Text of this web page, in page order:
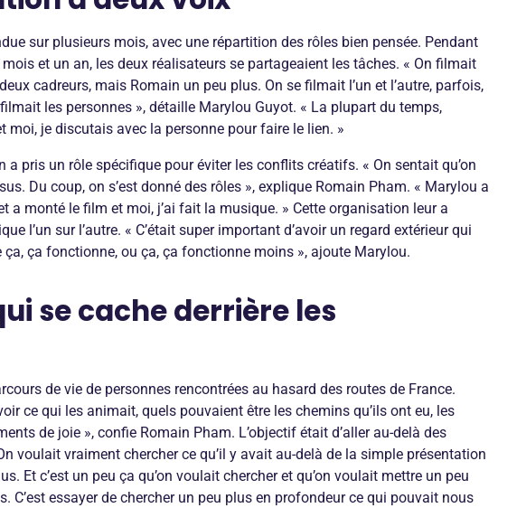
sur plusieurs mois, avec une répartition des rôles bien pensée. Pendant
et un an, les deux réalisateurs se partageaient les tâches. « On filmait
cadreurs, mais Romain un peu plus. On se filmait l’un et l’autre, parfois,
les personnes », détaille Marylou Guyot. « La plupart du temps,
moi, je discutais avec la personne pour faire le lien. »
a pris un rôle spécifique pour éviter les conflits créatifs. « On sentait qu’on
Du coup, on s’est donné des rôles », explique Romain Pham. « Marylou a
a monté le film et moi, j’ai fait la musique. » Cette organisation leur a
l’un sur l’autre. « C’était super important d’avoir un regard extérieur qui
ça, ça fonctionne, ou ça, ça fonctionne moins », ajoute Marylou.
se cache derrière les
de vie de personnes rencontrées au hasard des routes de France.
ce qui les animait, quels pouvaient être les chemins qu’ils ont eu, les
de joie », confie Romain Pham. L’objectif était d’aller au-delà des
voulait vraiment chercher ce qu’il y avait au-delà de la simple présentation
Et c’est un peu ça qu’on voulait chercher et qu’on voulait mettre un peu
C’est essayer de chercher un peu plus en profondeur ce qui pouvait nous